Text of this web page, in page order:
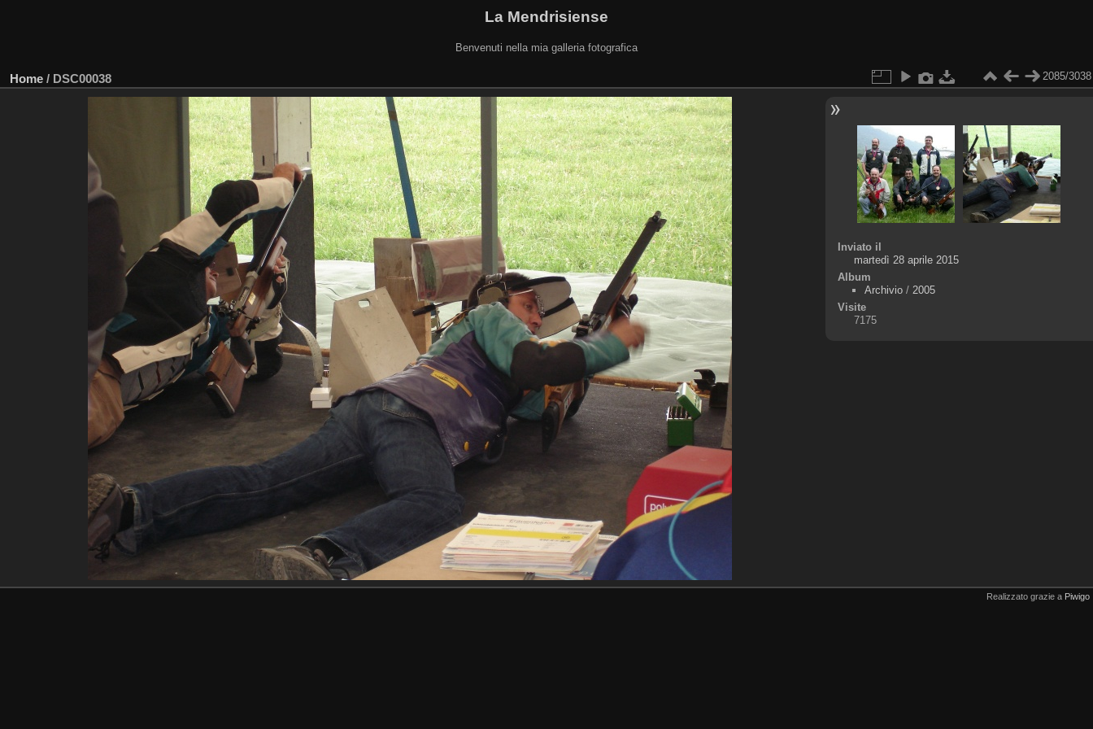
La Mendrisiense
Benvenuti nella mia galleria fotografica
Home / DSC00038 2085/3038
Inviato il
martedì 28 aprile 2015
Album
Archivio/ 2005
Visite
7175
Realizzato grazie a Piwigo